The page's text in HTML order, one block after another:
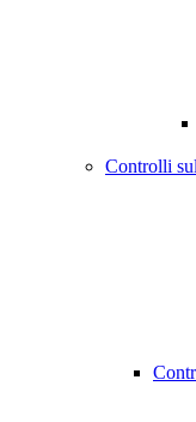
Controlli